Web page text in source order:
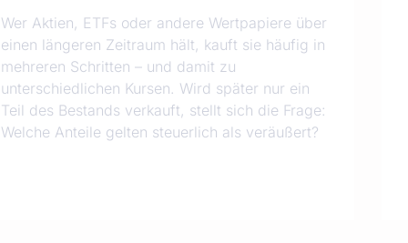
Wer Aktien, ETFs oder andere Wertpapiere über
einen längeren Zeitraum hält, kauft sie häufig in
mehreren Schritten – und damit zu
unterschiedlichen Kursen. Wird später nur ein
Teil des Bestands verkauft, stellt sich die Frage:
Welche Anteile gelten steuerlich als veräußert?